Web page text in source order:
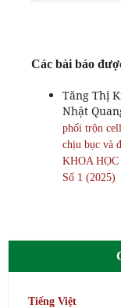
Các bài báo
Tăng Thị
Nhật
phối trộn
chịu bục và
KHOA
Số 1 (2025)
Tiếng Việt